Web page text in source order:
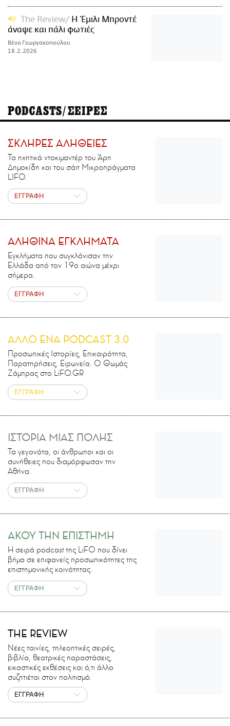
The Review
Η Έμιλι Μπροντέ
άναψε και πάλι φωτιές
Βένα Γεωργακοπούλου
18.2.2026
PODCASTS/ΣΕΙΡΕΣ
ΣΚΛΗΡΕΣ ΑΛΗΘΕΙΕΣ
Τα ηχητικά ντοκιμαντέρ του Άρη
Δημοκίδη και του σάιτ Μικροπράγματα
LIFO.
ΕΓΓΡΑΦΗ
ΑΛΗΘΙΝΑ ΕΓΚΛΗΜΑΤΑ
Εγκλήματα που συγκλόνισαν την
Ελλάδα από τον 19ο αιώνα μέχρι
σήμερα.
ΕΓΓΡΑΦΗ
ΑΛΛΟ ΕΝΑ PODCAST 3.0
Προσωπικές Ιστορίες, Επικαιρότητα,
Παρατηρήσεις, Ειρωνεία. Ο Θωμάς
Ζάμπρας στο LiFO.GR
ΕΓΓΡΑΦΗ
ΙΣΤΟΡΙΑ ΜΙΑΣ ΠΟΛΗΣ
Τα γεγονότα, οι άνθρωποι και οι
συνήθειες που διαμόρφωσαν την
Αθήνα.
ΕΓΓΡΑΦΗ
ΑΚΟΥ ΤΗΝ ΕΠΙΣΤΗΜΗ
H σειρά podcast της LiFO που δίνει
βήμα σε επιφανείς προσωπικότητες της
επιστημονικής κοινότητας.
ΕΓΓΡΑΦΗ
THE REVIEW
Νέες ταινίες, τηλεοπτικές σειρές,
βιβλία, θεατρικές παραστάσεις,
εικαστικές εκθέσεις και ό,τι άλλο
συζητιέται στον πολιτισμό.
ΕΓΓΡΑΦΗ